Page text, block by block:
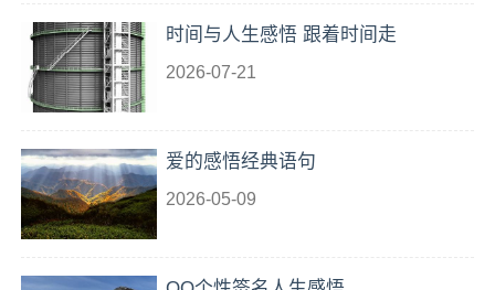
时间与人生感悟 跟着时间走
2026-07-21
爱的感悟经典语句
2026-05-09